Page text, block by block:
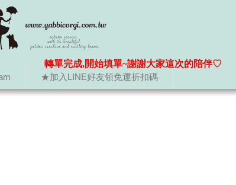
★加入LINE好友領免運折扣碼
轉單完成,開始填單~謝謝大家這次的陪伴♡